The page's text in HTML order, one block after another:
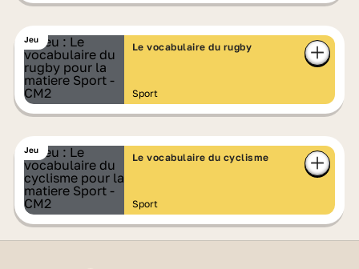
Jeu
Le vocabulaire du rugby
Sport
Jeu
Le vocabulaire du cyclisme
Sport